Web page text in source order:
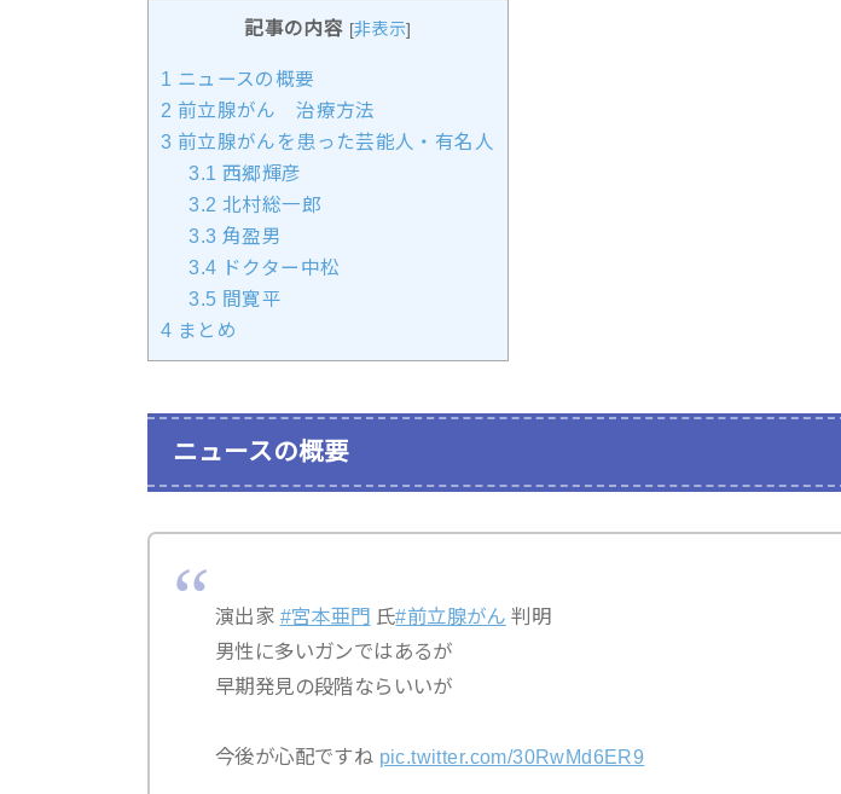
記事の内容 [非表示]
1 ニュースの概要
2 前立腺がん 治療方法
3 前立腺がんを患った芸能人・有名人
3.1 西郷輝彦
3.2 北村総一郎
3.3 角盈男
3.4 ドクター中松
3.5 間寛平
4 まとめ
ニュースの概要
演出家 #宮本亜門 氏#前立腺がん 判明
男性に多いガンではあるが
早期発見の段階ならいいが
今後が心配ですね pic.twitter.com/30RwMd6ER9